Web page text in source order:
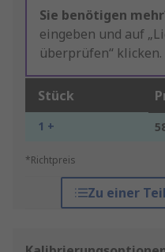
Sie benötigen
eingeben und auf
überprüfen“ klicken.
Stück
1 +
*Richtpreis
Zu einer